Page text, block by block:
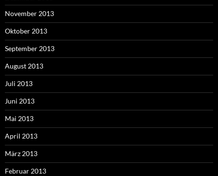
November 2013
Oktober 2013
September 2013
August 2013
Juli 2013
Juni 2013
Mai 2013
April 2013
März 2013
Februar 2013